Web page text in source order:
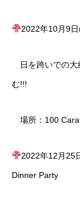
2022年10月9
日を跨いでの大
む!!!
場所：100
2022年12月25
Dinner Party